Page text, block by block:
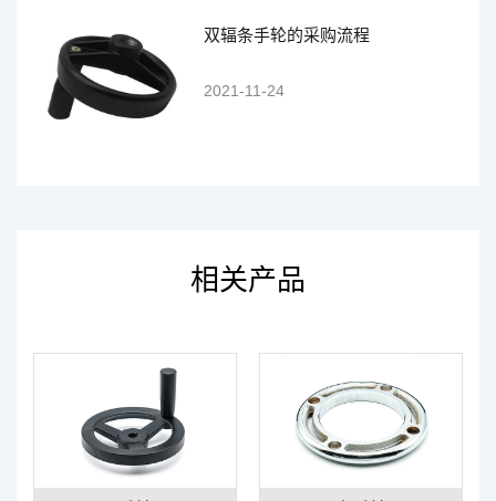
双辐条手轮的采购流程
2021-11-24
相关产品